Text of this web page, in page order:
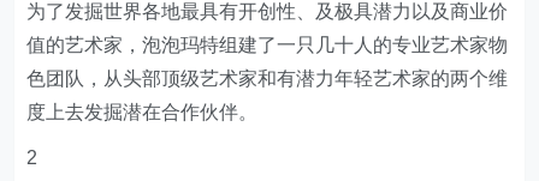
为了发掘世界各地最具有开创性、及极具潜力以及商业价
值的艺术家，泡泡玛特组建了一只几十人的专业艺术家物
色团队，从头部顶级艺术家和有潜力年轻艺术家的两个维
度上去发掘潜在合作伙伴。
2